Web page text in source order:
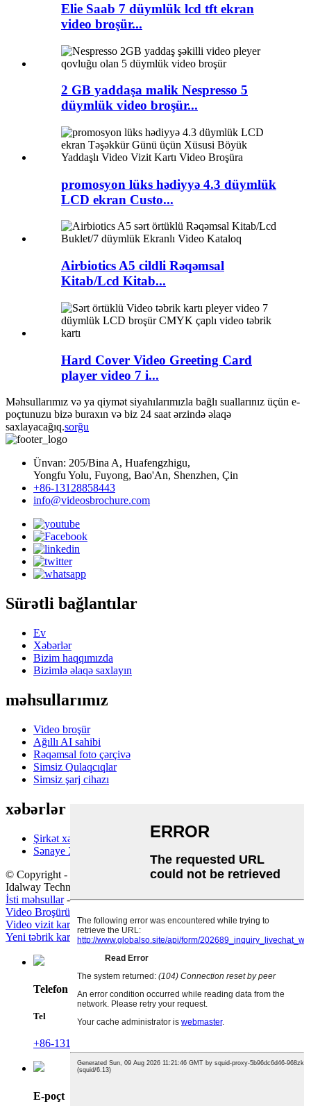
Elie Saab 7 düymlük lcd tft ekran
video broşür...
2 GB yaddaşa malik Nespresso 5
düymlük video broşür...
promosyon lüks hədiyyə 4.3 düymlük
LCD ekran Custo...
Airbiotics A5 cildli Rəqəmsal
Kitab/Lcd Kitab...
Hard Cover Video Greeting Card
player video 7 i...
Məhsullarımız və ya qiymət siyahılarımızla bağlı suallarınız üçün e-
poçtunuzu bizə buraxın və biz 24 saat ərzində əlaqə
saxlayacağıq.sorğu
Ünvan: 205/Bina A, Huafengzhigu,
Yongfu Yolu, Fuyong, Bao'An, Shenzhen, Çin
+86-13128858443
info@videosbrochure.com
Sürətli bağlantılar
Ev
Xəbərlər
Bizim haqqımızda
Bizimlə əlaqə saxlayın
məhsullarımız
Video broşür
Ağıllı AI sahibi
Rəqəmsal foto çərçivə
Simsiz Qulaqcıqlar
Simsiz şarj cihazı
xəbərlər
Şirkət xəbərləri
Sənaye Xəbərləri
© Copyright - 2010-2023: Bütün hüquqlar qorunur.Shenzhen
Idalway Technology Co., Ltd
İsti məhsullar-Saytın xəritəsi
Video Broşürün qiyməti
Video vizit kartı nümunəsi,Video poçt qutusu,Video vizit kartı
Yeni təbrik kartı video,
Telefon
Tel
+86-13128858443
E-poçt